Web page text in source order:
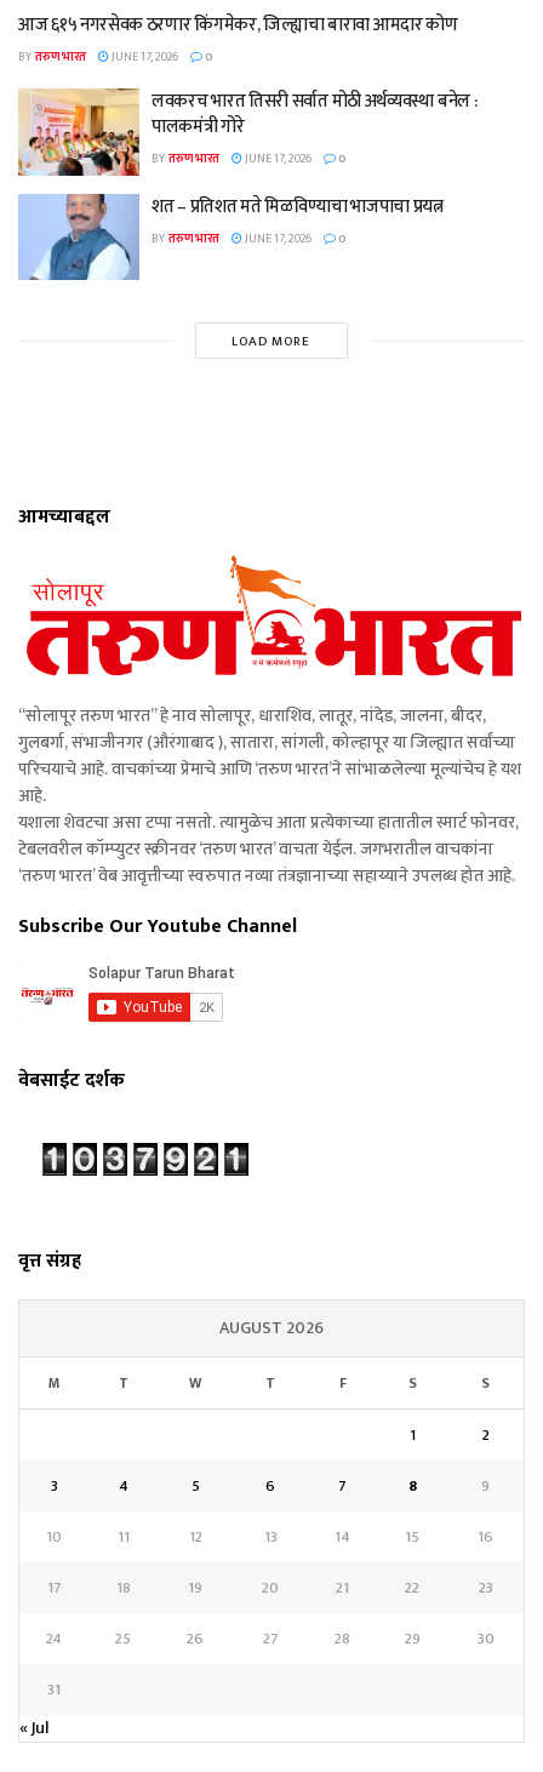
आज ६१५ नगरसेवक ठरणार किंगमेकर, जिल्ह्याचा बारावा आमदार कोण
BYतरुण भारत JUNE 17, 2026 0
लवकरच भारत तिसरी सर्वात मोठी अर्थव्यवस्था बनेल :
पालकमंत्री गोरे
BYतरुण भारत JUNE 17, 2026 0
शत – प्रतिशत मते मिळविण्याचा भाजपाचा प्रयत्न
BYतरुण भारत JUNE 17, 2026 0
LOAD MORE
आमच्याबद्दल
“सोलापूर तरुण भारत” हे नाव सोलापूर, धाराशिव, लातूर, नांदेड, जालना, बीदर,
गुलबर्गा, संभाजीनगर (औरंगाबाद ), सातारा, सांगली, कोल्हापूर या जिल्ह्यात सर्वांच्या
परिचयाचे आहे. वाचकांच्या प्रेमाचे आणि ‘तरुण भारत’ने सांभाळलेल्या मूल्यांचेच हे यश
आहे.
यशाला शेवटचा असा टप्पा नसतो. त्यामुळेच आता प्रत्येकाच्या हातातील स्मार्ट फोनवर,
टेबलवरील कॉम्प्युटर स्क्रीनवर ‘तरुण भारत’ वाचता येईल. जगभरातील वाचकांना
‘तरुण भारत’ वेब आवृत्तीच्या स्वरुपात नव्या तंत्रज्ञानाच्या सहाय्याने उपलब्ध होत आहे.
Subscribe Our Youtube Channel
वेबसाईट दर्शक
वृत्त संग्रह
AUGUST 2026
M T W T F S S
1
2
3
4 5 6 7 8
9
10
11 12 13 14 15
16
17
18 19 20 21 22
23
24
25 26 27 28 29
30
31
« Jul